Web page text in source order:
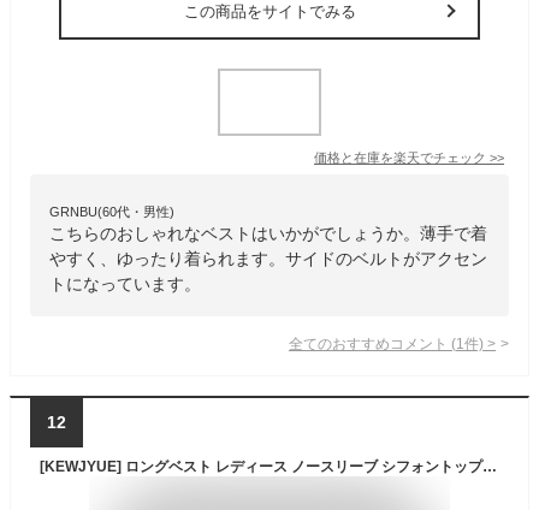
この商品をサイトでみる
価格と在庫を楽天でチェック >>
GRNBU(60代・男性)
こちらのおしゃれなベストはいかがでしょうか。薄手で着
やすく、ゆったり着られます。サイドのベルトがアクセン
トになっています。
全てのおすすめコメント (1 件) >
12
[KEWJYUE] ロングベスト レディース ノースリーブ シフォントップス ジレ 薄手 チョッキ カーディガン 袖なし ファッション アウター サマーベスト 体型カバー おしゃれ 夏 大きいサイズ気質 エレガントチョッキ (S, ブラック)